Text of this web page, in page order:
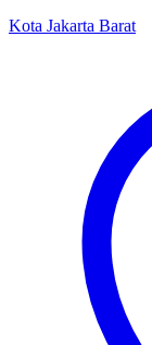
Kota Jakarta Barat